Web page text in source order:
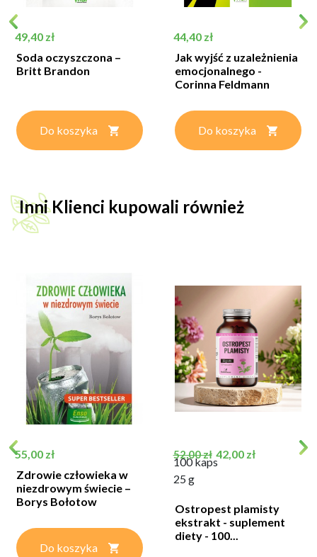
Cena
49,40 zł
Soda oczyszczona –
Britt Brandon
Do koszyka
Cena
44,40 zł
Jak wyjść z uzależnienia
emocjonalnego -
Corinna Feldmann
Do koszyka
Inni Klienci kupowali również
Cena
55,00 zł
Zdrowie człowieka w
niezdrowym świecie –
Borys Bołotow
Do koszyka
Cena podstawowa
52,00 zł Cena
42,00 zł
100 kaps
25 g
Ostropest plamisty
ekstrakt - suplement
diety - 100...